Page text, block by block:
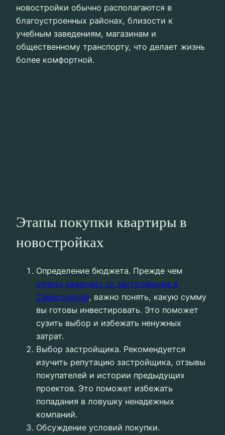
новостройки обычно располагаются в
благоустроенных районах, близости к
учебным заведениям, магазинам и
общественному транспорту, что делает жизнь
более комфортной.
Этапы покупки квартиры в
новостройках
Определение бюджета. Прежде чем
купить квартиру от застройщика в
Севастополе, важно понять, какую сумму
вы готовы инвестировать. Это поможет
сузить выбор и избежать ненужных
затрат.
Выбор застройщика. Рекомендуется
изучить репутацию застройщика, отзывы
покупателей и истории предыдущих
проектов. Это поможет избежать
попадания в ловушку ненадежных
компаний.
Обсуждение условий покупки.